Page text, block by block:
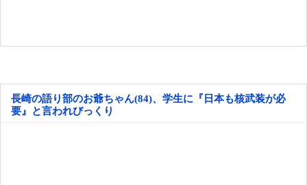
長崎の語り部のお爺ちゃん(84)、学生に『日本も核武装が必
要』と言われびっくり